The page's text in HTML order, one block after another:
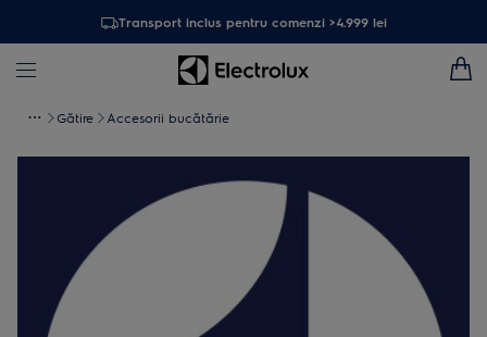
Transport inclus pentru comenzi >4.999 lei
Gătire Accesorii bucătărie